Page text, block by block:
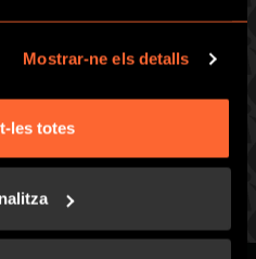
Mostrar-ne els detalls
les totes
Sagrada Família.
en Escape Room i el més
jugadors), amb la qualitat i